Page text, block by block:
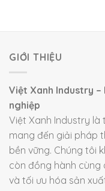
GIỚI THIỆU
Việt Xanh Industry
nghiệp
Việt Xanh Industry là
mang đến giải pháp
bền vững. Chúng tôi
còn đồng hành cùng
và tối ưu hóa sản